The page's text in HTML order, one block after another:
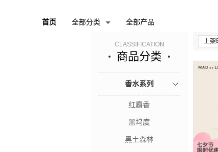
首页 全部分类 全部产品
CLASSIFICATION
商品分类
香水系列
红麝香
黑坞度
黑土森林
上架